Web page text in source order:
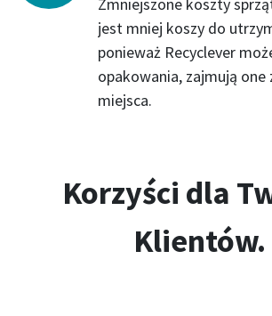
jest mniej koszy do
ponieważ Recyclever
opakowania, zajmują one
miejsca.
Korzyści dla
Klientów.